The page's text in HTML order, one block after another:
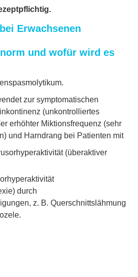
Erwachsenen
und wofür wird es
zur symptomatischen
(unkontrolliertes
erhöhter Miktionsfrequenz (sehr
und Harndrang bei Patienten mit
(überaktiver
durch
z. B. Querschnittslähmung